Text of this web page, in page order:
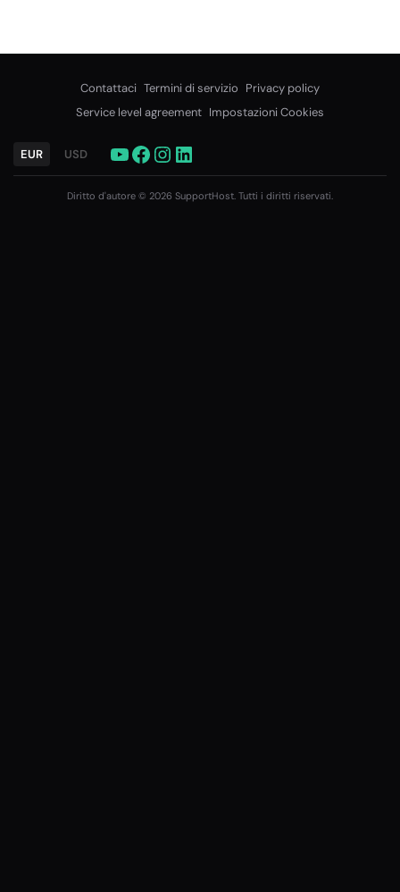
Contattaci Termini di servizio Privacy policy
Service level agreement Impostazioni Cookies
EUR USD
Diritto d'autore © 2026 SupportHost. Tutti i diritti riservati.